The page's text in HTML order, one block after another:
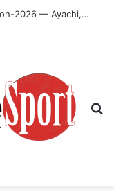
Championnats du monde U-20, Oregon-2026 — Ayachi, Dissa, Touahria et Ghezali en finale